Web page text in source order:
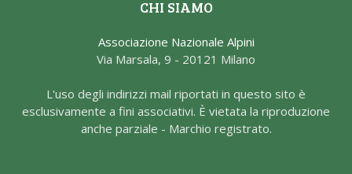
CHI SIAMO
Associazione Nazionale Alpini
Via Marsala, 9 - 20121 Milano
L'uso degli indirizzi mail riportati in questo sito è
esclusivamente a fini associativi. È vietata la riproduzione
anche parziale - Marchio registrato.